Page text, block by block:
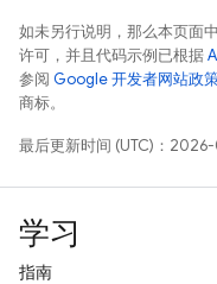
如未另行说明，那么本页面
许可，并且代码示例已根据
参阅 Google 开发者网站政
商标。
最后更新时间 (UTC)：2026-
学习
指南